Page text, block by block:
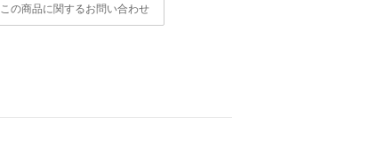
この商品に関するお問い合わせ